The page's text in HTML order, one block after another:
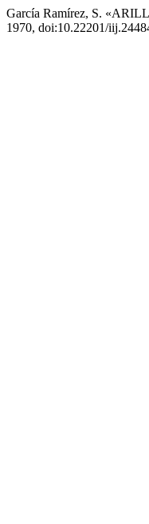
García Ramírez, S.
1970, doi:10.22201/